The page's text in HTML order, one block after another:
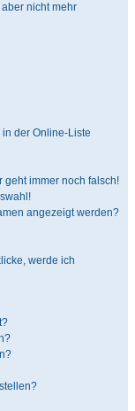
nicht mehr
der Online-Liste
geht immer noch falsch!
angezeigt werden?
werde ich